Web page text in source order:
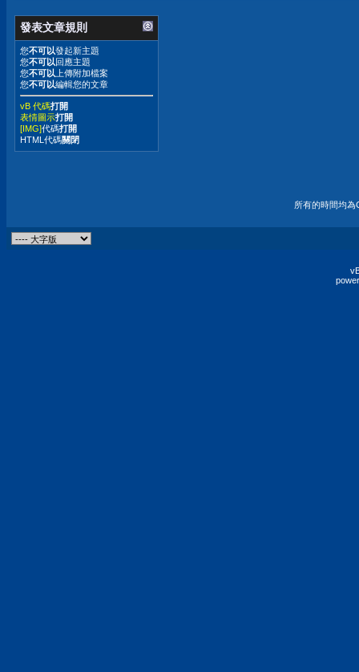
發表文章規則
您不可以發起新主題
您不可以回應主題
您不可以 上傳附加檔案
您不可以編輯您的文章
vB 代碼打開
表情圖示打開
[IMG]代碼打開
HTML代碼關閉
所有的時間均為